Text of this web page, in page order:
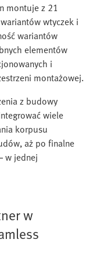
montuje z 21
wtyczek i
wariantów
elementów
i
montażowej.
z budowy
wiele
korpusu
aż po finalne
w jednej
w